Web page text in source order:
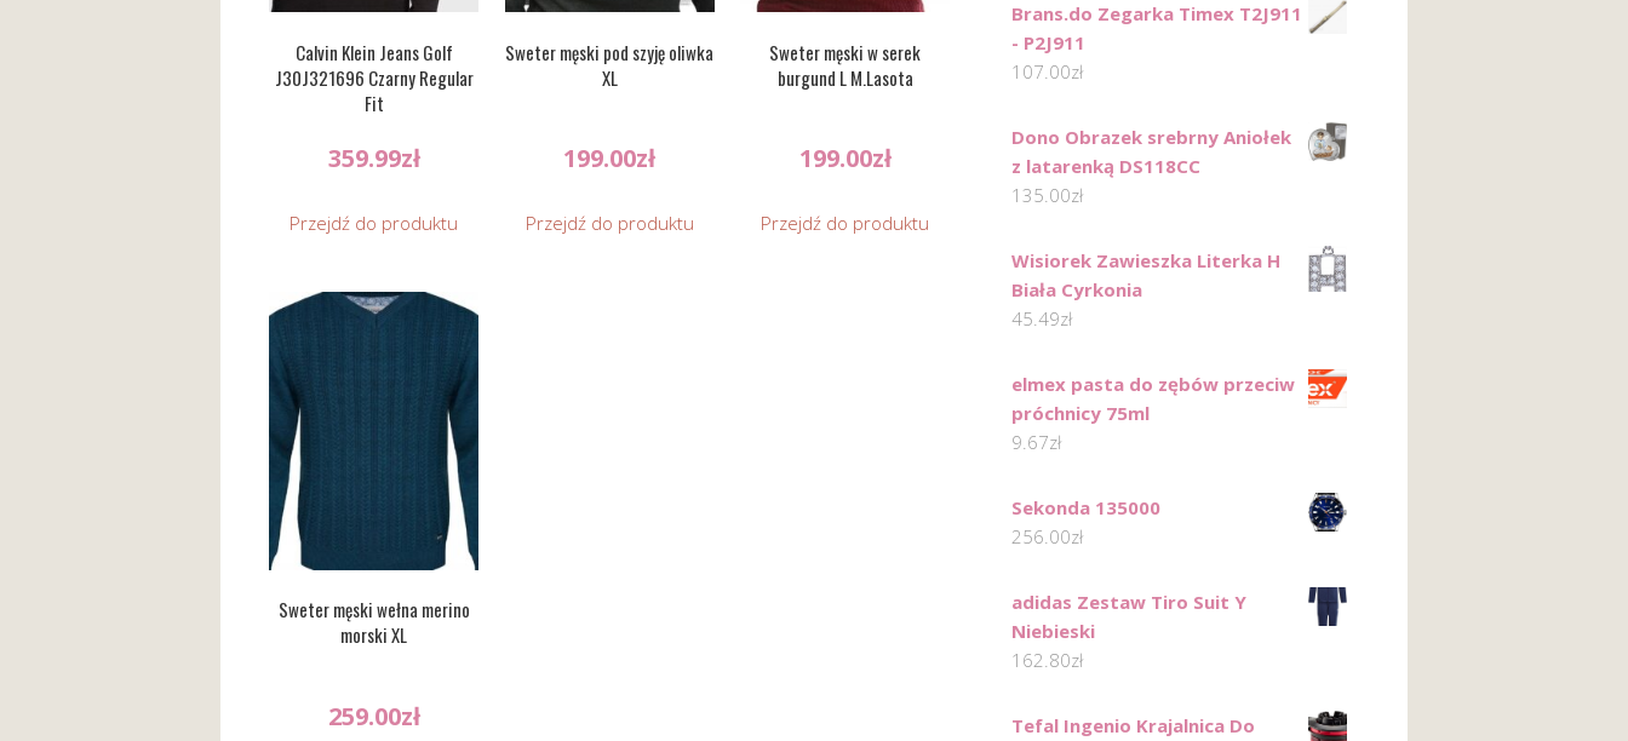
Calvin Klein Jeans Golf
J30J321696 Czarny Regular
Fit
359.99zł
Przejdź do produktu
Sweter męski pod szyję oliwka
XL
199.00zł
Przejdź do produktu
Sweter męski w serek
burgund L M.Lasota
199.00zł
Przejdź do produktu
Sweter męski wełna merino
morski XL
259.00zł
Brans.do Zegarka Timex T2J911
- P2J911
107.00zł
Dono Obrazek srebrny Aniołek
z latarenką DS118CC
135.00zł
Wisiorek Zawieszka Literka H
Biała Cyrkonia
45.49zł
elmex pasta do zębów przeciw
próchnicy 75ml
9.67zł
Sekonda 135000
256.00zł
adidas Zestaw Tiro Suit Y
Niebieski
162.80zł
Tefal Ingenio Krajalnica Do